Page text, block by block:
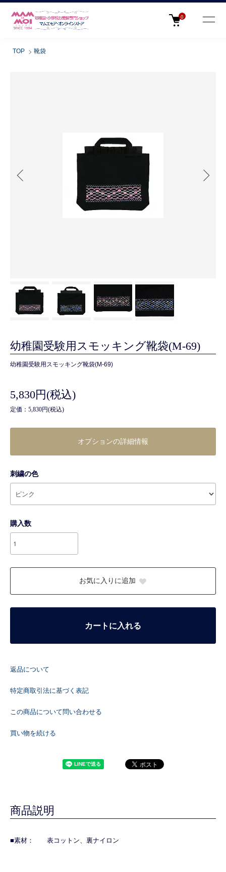
0
TOP 靴袋
幼稚園受験用スモッキング靴袋(M-69)
幼稚園受験用スモッキング靴袋(M-69)
5,830円(税込)
定価：5,830円(税込)
オプションの詳細情報
刺繍の色
購入数
お気に入りに追加
カートに入れる
返品について
特定商取引法に基づく表記
この商品について問い合わせる
買い物を続ける
商品説明
■素材： 表コットン、裏ナイロン